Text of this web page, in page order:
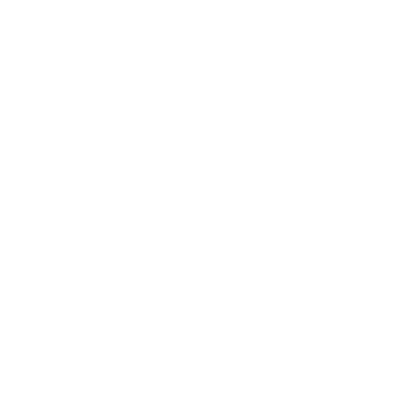
مقعد شاغر على الإفطار
اقتصادي في انتظار حلم